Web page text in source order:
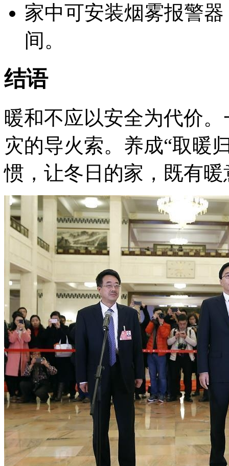
家中可安装烟雾报警
间。
结语
暖和不应以安全为代价
灾的导火索。养成“取暖
惯，让冬日的家，既有